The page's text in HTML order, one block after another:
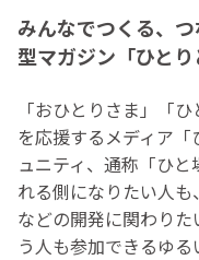
みんなでつくる、
型マガジン「ひとり
「おひとりさま」「
を応援するメディア
ュニティ、通称「ひ
れる側になりたい人
などの開発に関わり
う人も参加できるゆる